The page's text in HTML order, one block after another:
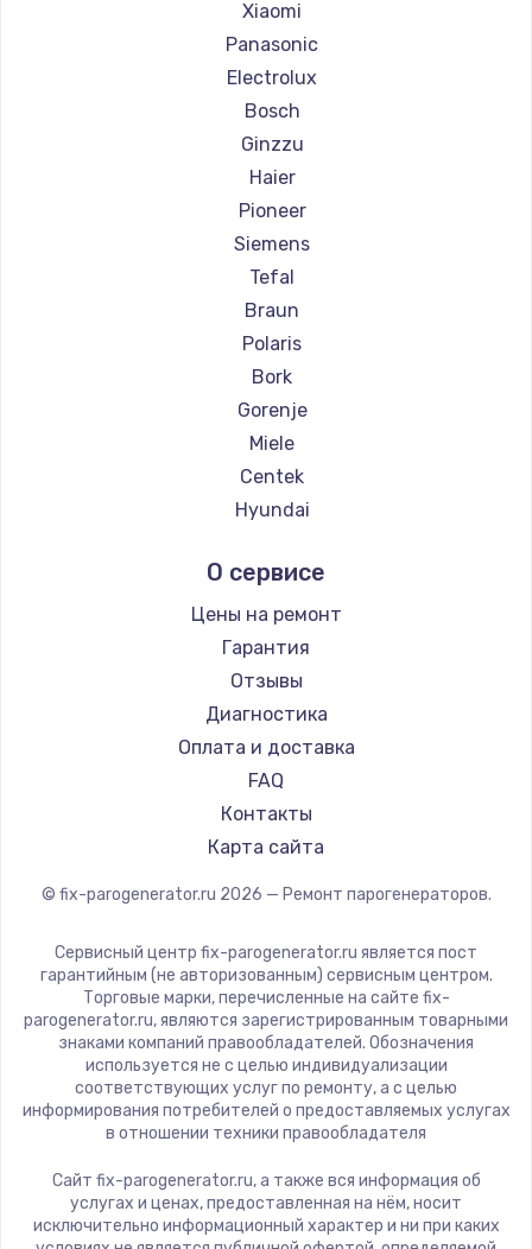
350 руб.
Заказать
Замена жесткого диска
500 руб.
Заказать
Ремонт цепей питания
2500 руб.
Заказать
Замена северного моста
1500 руб.
Заказать
1100 руб.
Заказать
Замена шлейфа матрицы
700 руб.
Заказать
Замена термопасты
550 руб.
Заказать
Замена оперативной памяти
300 руб.
Заказать
Замена микрофона
550 руб.
Заказать
Замена звуковой карты
Ремонт парогенераторов Silter
Ремонт парогенераторов Chayka
Ремонт парогенераторов Beko
Ремонт парогенераторов Vivitek
Ремонт парогенераторов RED solution
Xiaomi
Panasonic
Electrolux
Bosch
Ginzzu
Haier
Pioneer
Siemens
Tefal
Braun
Polaris
Bork
Gorenje
Miele
Centek
Hyundai
DELTA
Silter
Chayka
Beko
Vivitek
RED solution
О сервисе
Цены на ремонт
Гарантия
Отзывы
Диагностика
Оплата и доставка
FAQ
Контакты
Карта сайта
© fix-parogenerator.ru 2026 — Ремонт парогенераторов.
Сервисный центр fix-parogenerator.ru является пост
гарантийным (не авторизованным) сервисным центром.
Торговые марки, перечисленные на сайте fix-
parogenerator.ru, являются зарегистрированным товарными
знаками компаний правообладателей. Обозначения
используется не с целью индивидуализации
соответствующих услуг по ремонту, а с целью
информирования потребителей о предоставляемых услугах
в отношении техники правообладателя
Сайт fix-parogenerator.ru, а также вся информация об
услугах и ценах, предоставленная на нём, носит
исключительно информационный характер и ни при каких